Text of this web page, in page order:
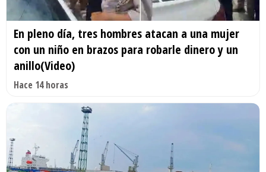
En pleno día, tres hombres atacan a una mujer
con un niño en brazos para robarle dinero y un
anillo(Video)
Hace 14 horas